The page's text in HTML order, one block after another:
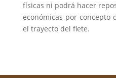
físicas ni podrá hacer
económicas por concepto
el trayecto del flete.